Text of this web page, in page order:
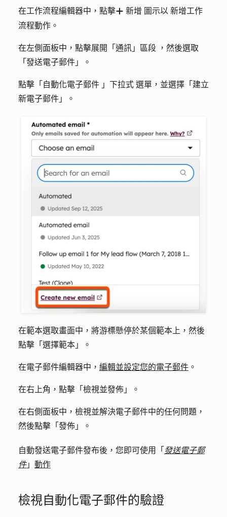
在工作流程編輯器中，點擊add 新增 圖示以 新增工作
流程動作。
在左側面板中，點擊展開「 通訊」區段 ，然後選取
「 發送電子郵件 」。
點擊「 自動化電子郵件 」 下拉式 選單，並選擇「 建立
新電子郵件 」。
在範本選取畫面中，將游標懸停於某個範本上，然後
點擊「 選擇範本 」。
在電子郵件編輯器中， 編輯並設定您的電子郵件 。
在右上角，點擊「 檢視並發佈 」。
在右側面板中，檢視並解決電子郵件中的任何問題，
然後點擊「 發佈 」。
自動發送電子郵件發布後，您即可使用「 發送電子郵
件」 動作
檢視自動化電子郵件的驗證